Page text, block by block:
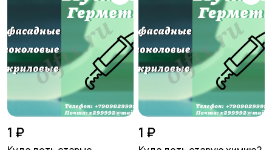
1 ₽ 1 ₽